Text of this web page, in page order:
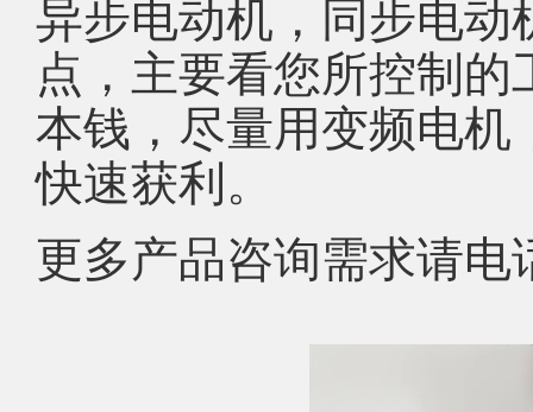
异步电动机，同步电
点，主要看您所控制
本钱，尽量用变频电
快速获利。
更多产品咨询需求请